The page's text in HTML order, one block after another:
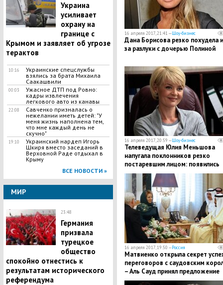
Украина
усиливает
охрану на
границе с
Крымом и заявляет об угрозе
терактов
10:16
Украинские спецслужбы
взялись за брата Михаила
Саакашвили
00:03
​Ужасное ДТП под Ровно:
кадры извлечения
легкового авто из канавы
22:08
​Савченко призналась о
нежелании иметь детей: "У
меня жизнь наполнена тем,
что мне каждый день не
скучно"
19:10
​Украинский нардеп Игорь
Шкиря вместо заседаний в
Верховной Раде отдыхал в
Крыму
ВСЕ НОВОСТИ »
МИР
23:48
Германия
призвала
турецкое
общество
спокойно отнестись к
результатам исторического
референдума
16 апреля 2017, 21:41 —Шоу-бизнес
Дана Борисова резко похудела
за разлуки с дочерью Полиной
16 апреля 2017, 20:59 —Шоу-бизнес
Телеведущая Юлия Меньшова
напугала поклонников резко
постаревшим лицом: появились
фото
16 апреля 2017, 19:50 —Россия
Матвиенко открыла секрет
переговоров с саудовским
– Аль Сауд принял предложение
Путина приехать в Москву